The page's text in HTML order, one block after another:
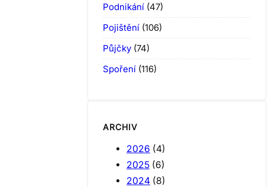
Podnikání (47)
Pojištění (106)
Půjčky (74)
Spoření (116)
ARCHIV
2026 (4)
2025 (6)
2024 (8)